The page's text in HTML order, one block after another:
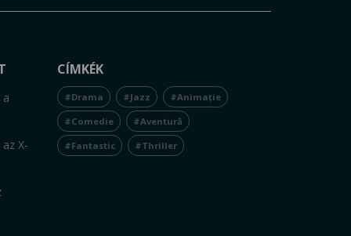
a
X-
CÍMKÉK
#Drama #Jazz #Animație
#Comedie #Aventură
#Fantastic #Thriller